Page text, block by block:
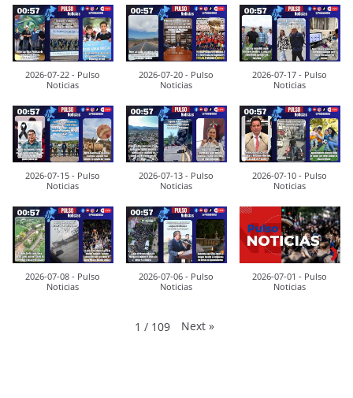
2026-07-22 - Pulso
Noticias
2026-07-20 - Pulso
Noticias
2026-07-17 - Pulso
Noticias
2026-07-15 - Pulso
Noticias
2026-07-13 - Pulso
Noticias
2026-07-10 - Pulso
Noticias
2026-07-08 - Pulso
Noticias
2026-07-06 - Pulso
Noticias
2026-07-01 - Pulso
Noticias
1 / 109 Next »